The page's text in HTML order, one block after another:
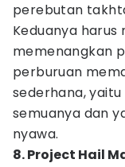
perebutan
Keduanya
memenangkan
perburuan
sederhana,
semuanya dan
nyawa.
8. Project Hail